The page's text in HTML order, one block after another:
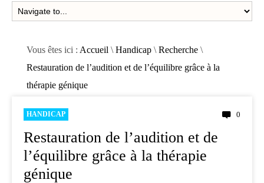
Vous êtes ici : Accueil \ Handicap \ Recherche \
Restauration de l’audition et de l’équilibre grâce à la
thérapie génique
HANDICAP 0
Restauration de l’audition et de
l’équilibre grâce à la thérapie
génique